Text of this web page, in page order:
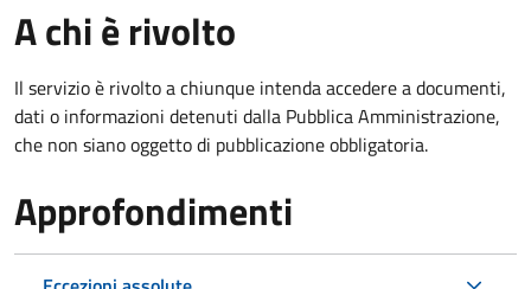
A chi è rivolto
Il servizio è rivolto a chiunque intenda accedere a documenti,
dati o informazioni detenuti dalla Pubblica Amministrazione,
che non siano oggetto di pubblicazione obbligatoria.
Approfondimenti